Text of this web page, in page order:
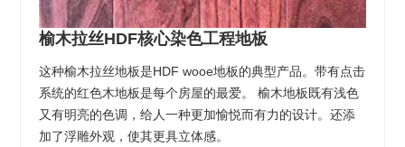
榆木拉丝HDF核心染色工程地板
这种榆木拉丝地板是HDF wooe地板的典型产品。带有点击
系统的红色木地板是每个房屋的最爱。 榆木地板既有浅色
又有明亮的色调，给人一种更加愉悦而有力的设计。还添
加了浮雕外观，使其更具立体感。